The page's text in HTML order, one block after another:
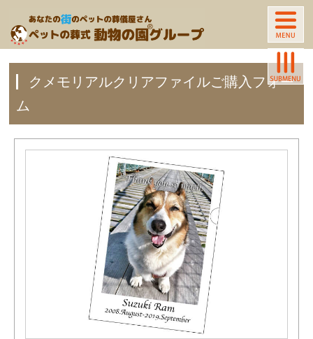
クメモリアルクリアファイルご購入フォー
ム